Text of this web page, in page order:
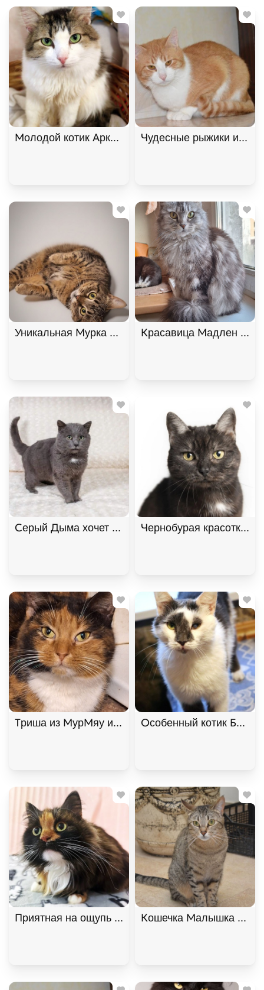
Молодой котик Аркадий в добрые руки
Чудесные рыжики ищут
Уникальная Мурка из МурМяу ищет дом. В дар! ,
Красавица Мадлен из
Серый Дыма хочет домой. В дар! , Дымчатый,
Чернобурая красотка
Триша из МурМяу ищет дом. В дар! ,
Особенный котик
Приятная на ощупь кошка Лайло, Трёхцветный,
Кошечка Малышка